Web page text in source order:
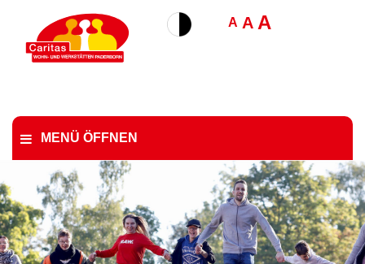
A A A
MENÜ ÖFFNEN